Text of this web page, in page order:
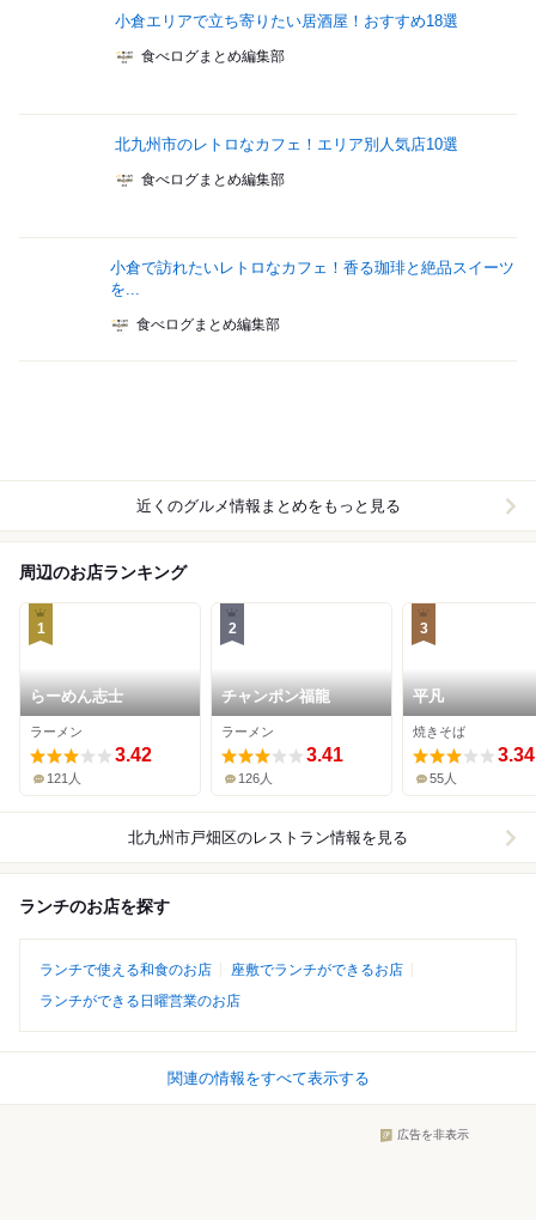
小倉エリアで立ち寄りたい居酒屋！おすすめ18選
食べログまとめ編集部
北九州市のレトロなカフェ！エリア別人気店10選
食べログまとめ編集部
小倉で訪れたいレトロなカフェ！香る珈琲と絶品スイーツ
を...
食べログまとめ編集部
近くのグルメ情報まとめをもっと見る
周辺のお店ランキング
1
らーめん志士
ラーメン
3.42
121人
2
チャンポン福龍
ラーメン
3.41
126人
3
平凡
焼きそば
3.34
55人
北九州市戸畑区のレストラン情報を見る
ランチのお店を探す
ランチで使える和食のお店
座敷でランチができるお店
ランチができる日曜営業のお店
関連の情報をすべて表示する
広告を非表示